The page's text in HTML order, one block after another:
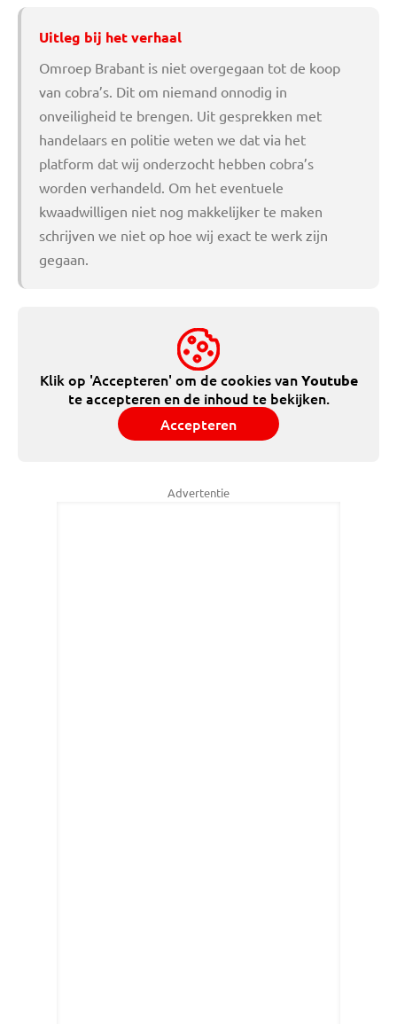
Uitleg bij het verhaal
Omroep Brabant is niet overgegaan tot de koop
van cobra’s. Dit om niemand onnodig in
onveiligheid te brengen. Uit gesprekken met
handelaars en politie weten we dat via het
platform dat wij onderzocht hebben cobra’s
worden verhandeld. Om het eventuele
kwaadwilligen niet nog makkelijker te maken
schrijven we niet op hoe wij exact te werk zijn
gegaan.
Klik op 'Accepteren' om de cookies vanYoutube
te accepteren en de inhoud te bekijken.
Accepteren
Advertentie